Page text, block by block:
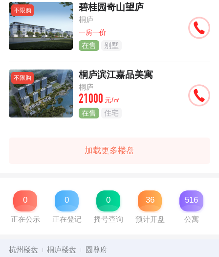
不限购 碧桂园奇山望庐
桐庐
一房一价
在售 别墅
不限购 桐庐滨江嘉品美寓
桐庐
21000 元/㎡
在售 住宅
加载更多楼盘
0
正在公示
0
正在登记
0
摇号查询
36
预计开盘
516
公寓
杭州楼盘 桐庐楼盘 圆尊府